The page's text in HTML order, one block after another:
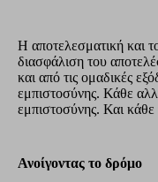
Η αποτελεσματική και
διασφάλιση του
και από τις ομαδικές
εμπιστοσύνης. Κάθε
εμπιστοσύνης. Και κάθε
Ανοίγοντας το δρόμο